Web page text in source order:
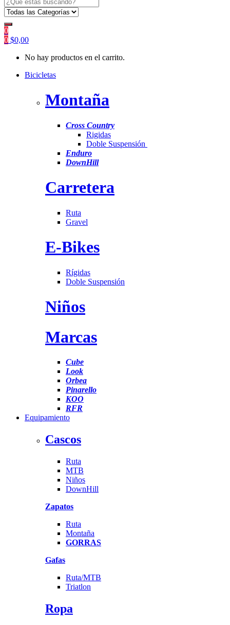
0
0 $0,00
No hay productos en el carrito.
Bicicletas
Montaña
Cross Country
Rigidas
Doble Suspensión
Enduro
DownHill
Carretera
Ruta
Gravel
E-Bikes
Rígidas
Doble Suspensión
Niños
Marcas
Cube
Look
Orbea
Pinarello
KOO
RFR
Equipamiento
Cascos
Ruta
MTB
Niños
DownHill
Zapatos
Ruta
Montaña
GORRAS
Gafas
Ruta/MTB
Triatlon
Ropa